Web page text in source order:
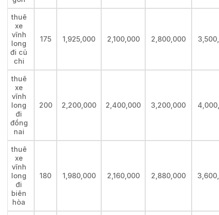
thuê
xe
vĩnh
long
đi củ
chi
175 1,925,000 2,100,000 2,800,000
thuê
xe
vĩnh
long
đi
đồng
nai
200 2,200,000 2,400,000 3,200,000
thuê
xe
vĩnh
long
đi
biên
hòa
180 1,980,000 2,160,000 2,880,000